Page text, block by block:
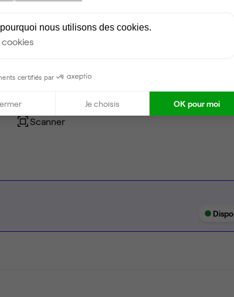
Espace détente
Tables / chaises
Scanner
Dispo
nous utilisons des cookies.
cookies
certifiés par
Je choisis OK pour moi